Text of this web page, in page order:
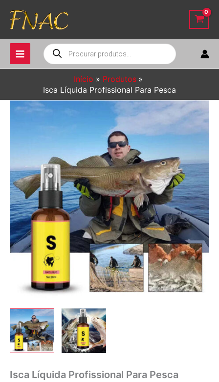
para
conteúdo
Pesquisar
produtos
Início
Produtos
Isca Líquida Profissional Para Pesca
Isca Líquida Profissional Para Pesca